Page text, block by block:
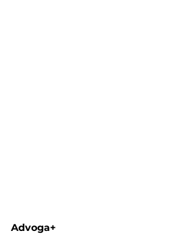
Advoga+